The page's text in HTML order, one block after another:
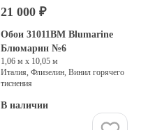
21 000 ₽
Обои 31011BM Blumarine
Блюмарин №6
1,06 м х 10,05 м
Италия, Флизелин, Винил горячего
тиснения
В наличии